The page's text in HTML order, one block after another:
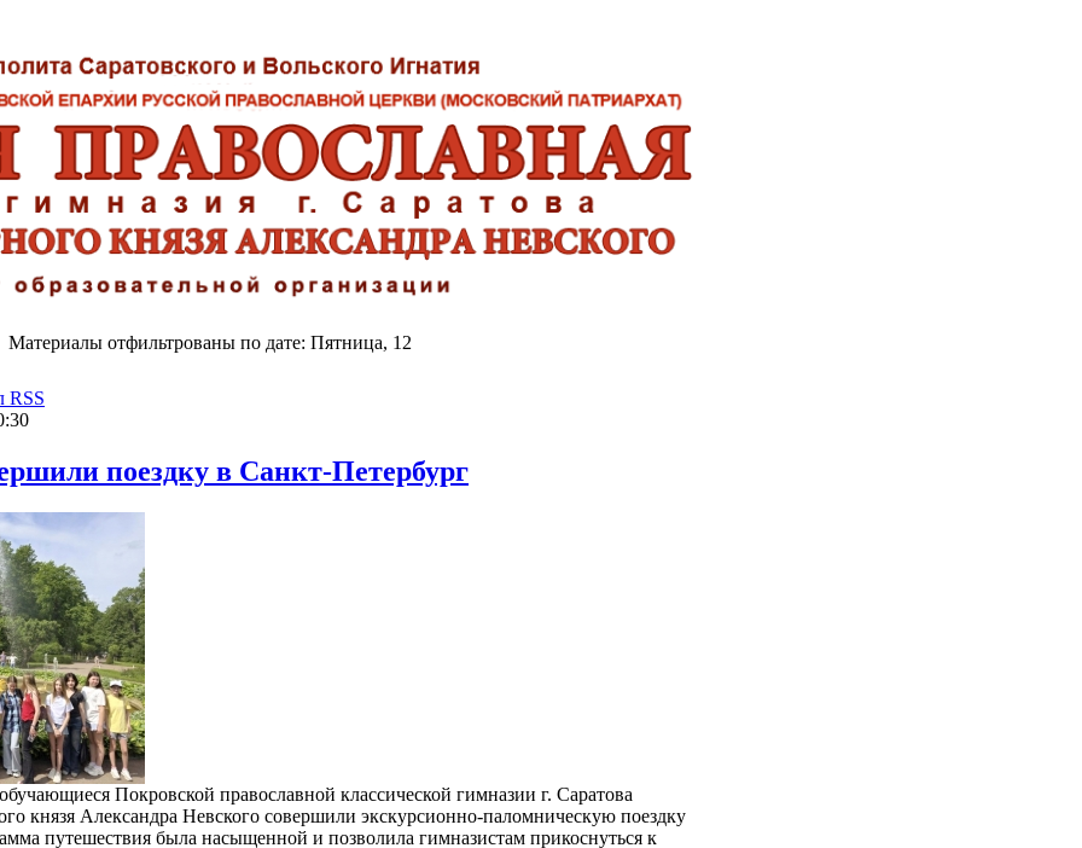
Материалы отфильтрованы по дате: Пятница, 12
RSS
поездку в Санкт-Петербург
Покровской православной классической гимназии г. Саратова
князя Александра Невского совершили экскурсионно-паломническую поездку
путешествия была насыщенной и позволила гимназистам прикоснуться к